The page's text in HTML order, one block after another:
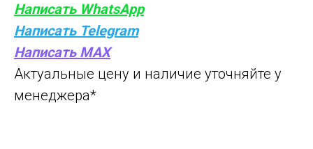
Написать WhatsApp
Написать Telegram
Написать MAX
Актуальные цену и наличие уточняйте у
менеджера*